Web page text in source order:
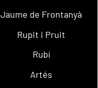
Jaume de Frontanyà
Rupit i Pruit
Rubí
Artés